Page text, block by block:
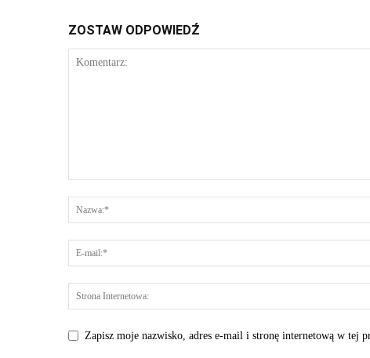
ZOSTAW ODPOWIEDŹ
Zapisz moje nazwisko, adres e-mail i stronę internetową w tej